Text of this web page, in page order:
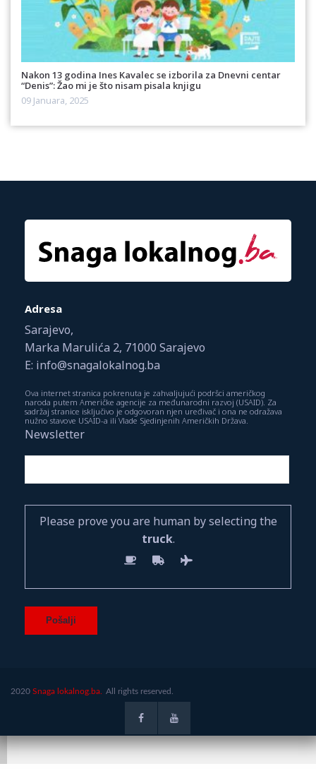
Nakon 13 godina Ines Kavalec se izborila za Dnevni centar
“Denis”: Žao mi je što nisam pisala knjigu
09 Januara, 2025
Adresa
Sarajevo,
Marka Marulića 2, 71000 Sarajevo
E: info@snagalokalnog.ba
Ova internet stranica pokrenuta je zahvaljujući podršci američkog
naroda putem Američke agencije za međunarodni razvoj (USAID). Za
sadržaj stranice isključivo je odgovoran njen uređivač i ona ne odražava
nužno stavove USAID-a ili Vlade Sjedinjenih Američkih Država.
Newsletter
Please prove you are human by selecting the
truck.
2020 Snaga lokalnog.ba. All rights reserved.